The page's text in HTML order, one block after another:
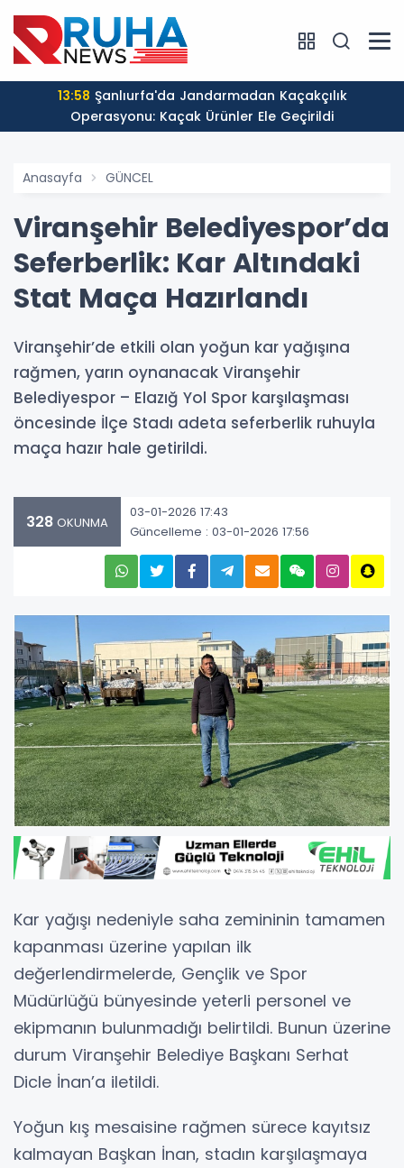
13:58
Operasyonu: Kaçak Ürünler Ele Geçirildi
Anasayfa GÜNCEL
Viranşehir Belediyespor’da
Seferberlik: Kar Altındaki
Stat Maça Hazırlandı
Viranşehir’de etkili olan yoğun kar yağışına
rağmen, yarın oynanacak Viranşehir
Belediyespor – Elazığ Yol Spor karşılaşması
öncesinde İlçe Stadı adeta seferberlik ruhuyla
maça hazır hale getirildi.
328 OKUNMA
03-01-2026 17:43
Güncelleme : 03-01-2026 17:56
Kar yağışı nedeniyle saha zemininin tamamen
kapanması üzerine yapılan ilk
değerlendirmelerde, Gençlik ve Spor
Müdürlüğü bünyesinde yeterli personel ve
ekipmanın bulunmadığı belirtildi. Bunun üzerine
durum Viranşehir Belediye Başkanı Serhat
Dicle İnan’a iletildi.
Yoğun kış mesaisine rağmen sürece kayıtsız
kalmayan Başkan İnan, stadın karşılaşmaya